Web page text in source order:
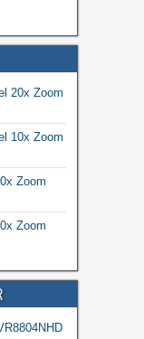
20x Zoom
10x Zoom
Zoom
Zoom